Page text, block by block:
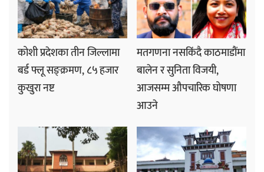
कोशी प्रदेशका तीन जिल्लामा
बर्ड फ्लू सङ्क्रमण, ८५ हजार
कुखुरा नष्ट
मतगणना नसकिंदै काठमाडौंमा
बालेन र सुनिता विजयी,
आजसम्म औपचारिक घोषणा
आउने